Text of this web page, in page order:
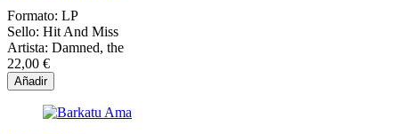
Formato: LP
Sello: Hit And Miss
Artista: Damned, the
22,00 €
Añadir